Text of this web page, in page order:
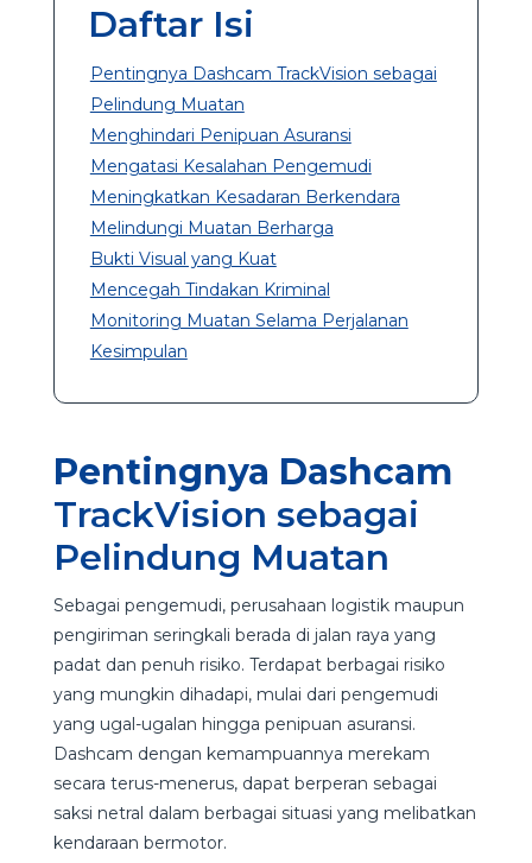
Daftar Isi
Pentingnya Dashcam TrackVision sebagai
Pelindung Muatan
Menghindari Penipuan Asuransi
Mengatasi Kesalahan Pengemudi
Meningkatkan Kesadaran Berkendara
Melindungi Muatan Berharga
Bukti Visual yang Kuat
Mencegah Tindakan Kriminal
Monitoring Muatan Selama Perjalanan
Kesimpulan
Pentingnya Dashcam
TrackVision sebagai
Pelindung Muatan
Sebagai pengemudi, perusahaan logistik maupun
pengiriman seringkali berada di jalan raya yang
padat dan penuh risiko. Terdapat berbagai risiko
yang mungkin dihadapi, mulai dari pengemudi
yang ugal-ugalan hingga penipuan asuransi.
Dashcam dengan kemampuannya merekam
secara terus-menerus, dapat berperan sebagai
saksi netral dalam berbagai situasi yang melibatkan
kendaraan bermotor.